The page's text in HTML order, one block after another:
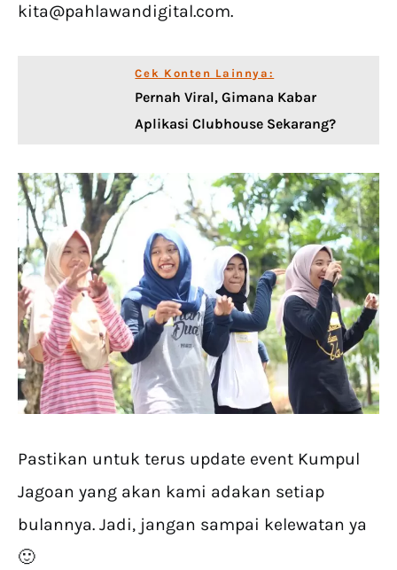
kita@pahlawandigital.com.
Cek Konten Lainnya:
Pernah Viral, Gimana Kabar
Aplikasi Clubhouse Sekarang?
Pastikan untuk terus update event Kumpul
Jagoan yang akan kami adakan setiap
bulannya. Jadi, jangan sampai kelewatan ya
🙂